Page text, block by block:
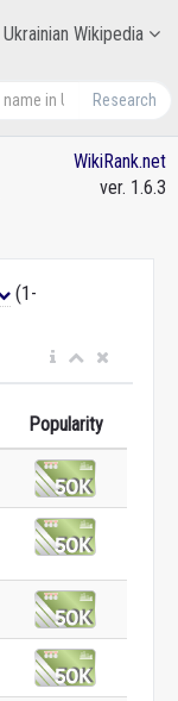
Ukrainian Wikipedia
Research
WikiRank.net
ver. 1.6.3
(1-
Popularity